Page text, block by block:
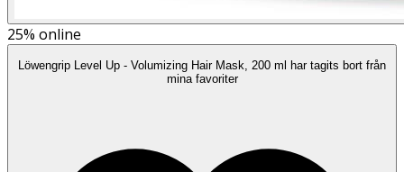
25% online
Löwengrip Level Up - Volumizing Hair Mask, 200 ml har tagits bort från
mina favoriter